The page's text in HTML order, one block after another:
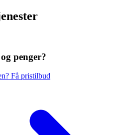
penger?
Få pristilbud